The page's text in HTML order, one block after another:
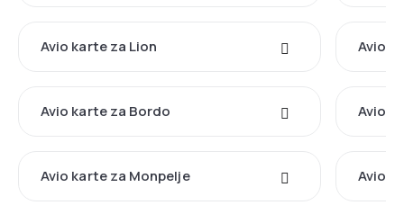
Avio karte za Lion Avio
Avio karte za Bordo Avio
Avio karte za Monpelje Avio